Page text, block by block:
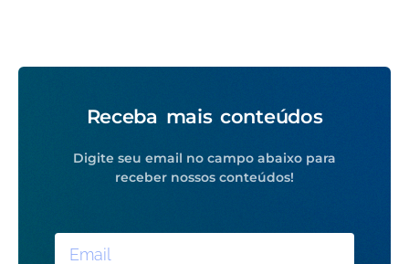
Receba mais conteúdos
Digite seu email no campo abaixo para
receber nossos conteúdos!